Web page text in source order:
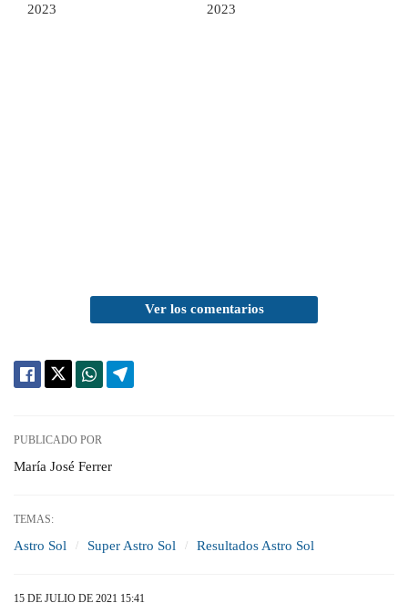
2023
2023
Ver los comentarios
PUBLICADO POR
María José Ferrer
TEMAS:
Astro Sol Super Astro Sol Resultados Astro Sol
15 DE JULIO DE 2021 15:41